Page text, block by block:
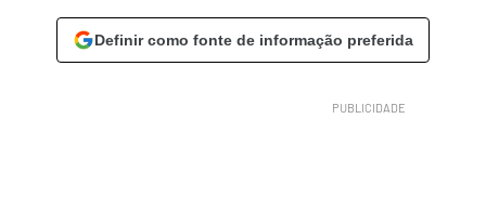
Definir como fonte de informação preferida